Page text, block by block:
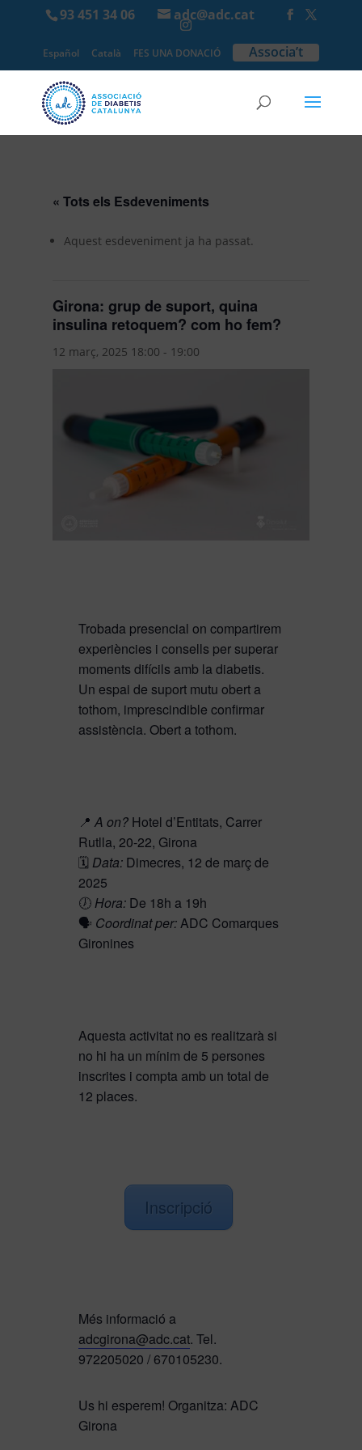
93 451 34 06 adc@adc.cat
Español Català FES UNA DONACIÓ Associa’t
« Tots els Esdeveniments
Aquest esdeveniment ja ha passat.
Girona: grup de suport, quina
insulina retoquem? com ho fem?
12 març, 2025 18:00 - 19:00
Trobada presencial on compartirem
experiències i consells per superar
moments difícils amb la diabetis.
Un espai de suport mutu obert a
tothom, imprescindible confirmar
assistència. Obert a tothom.
📍 A on?Hotel d’Entitats, Carrer
Rutlla, 20-22, Girona
🗓️ Data:Dimecres, 12 de març de
2025
🕖Hora:De 18h a 19h
🗣️ Coordinat per:ADC Comarques
Gironines
Aquesta activitat no es realitzarà si
no hi ha un mínim de 5 persones
inscrites i compta amb un total de
12 places.
Inscripció
Més informació a
adcgirona@adc.cat. Tel.
972205020 / 670105230.
Us hi esperem! Organitza: ADC
Girona